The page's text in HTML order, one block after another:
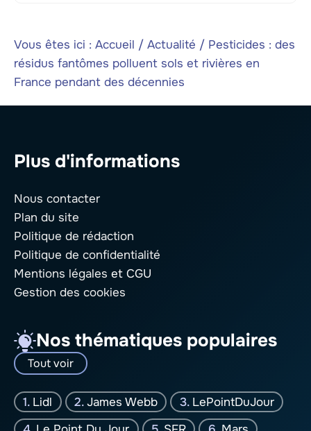
Vous êtes ici : Accueil / Actualité / Pesticides : des
résidus fantômes polluent sols et rivières en
France pendant des décennies
Plus d'informations
Nous contacter
Plan du site
Politique de rédaction
Politique de confidentialité
Mentions légales et CGU
Gestion des cookies
Nos thématiques populaires
Tout voir
Lidl James Webb
LePointDuJour